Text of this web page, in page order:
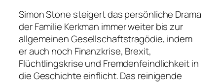
Simon Stone steigert das persönliche Drama
der Familie Kerkman immer weiter bis zur
allgemeinen Gesellschaftstragödie, indem
er auch noch Finanzkrise, Brexit,
Flüchtlingskrise und Fremdenfeindlichkeit in
die Geschichte einflicht. Das reinigende